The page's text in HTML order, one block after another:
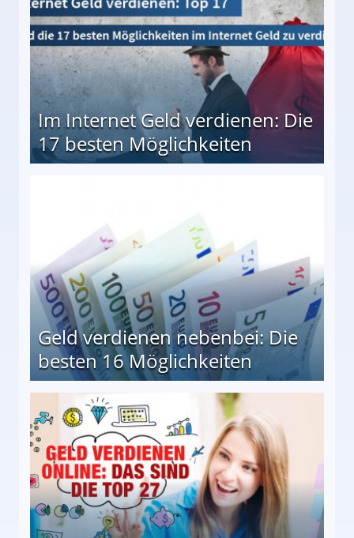
Im Internet Geld verdienen: Die
17 besten Möglichkeiten
Geld verdienen nebenbei: Die
besten 16 Möglichkeiten